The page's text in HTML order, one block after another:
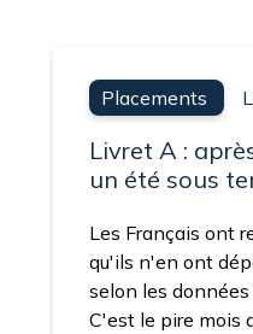
Placements
Livret A :
un été sous
Les Français ont
qu'ils n'en ont
selon les
C'est le pire mois